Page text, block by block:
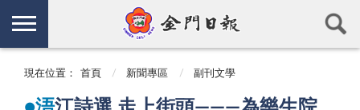
現在位置： 首頁 新聞專區 副刊文學